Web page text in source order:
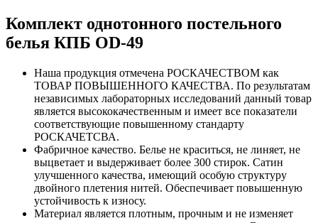
Комплект однотонного постельного
белья КПБ OD-49
Наша продукция отмечена РОСКАЧЕСТВОМ как
ТОВАР ПОВЫШЕННОГО КАЧЕСТВА. По результатам
независимых лабораторных исследований данный товар
является высококачественным и имеет все показатели
соответствующие повышенному стандарту
РОСКАЧЕТСВА.
Фабричное качество. Белье не краситься, не линяет, не
выцветает и выдерживает более 300 стирок. Сатин
улучшенного качества, имеющий особую структуру
двойного плетения нитей. Обеспечивает повышенную
устойчивость к износу.
Материал является плотным, прочным и не изменяет